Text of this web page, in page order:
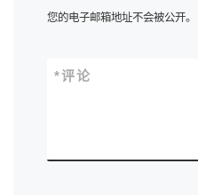
您的电子邮箱地址不会被公开。
评论
*